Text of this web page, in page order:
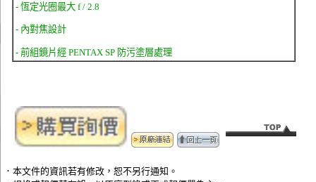
- 恆定光圈最大 f / 2.8
- 內對焦設計
- 前組鏡片經 PENTAX SP 防污塗層處理
．本文件的資訊若有修改，恕不另行通知。